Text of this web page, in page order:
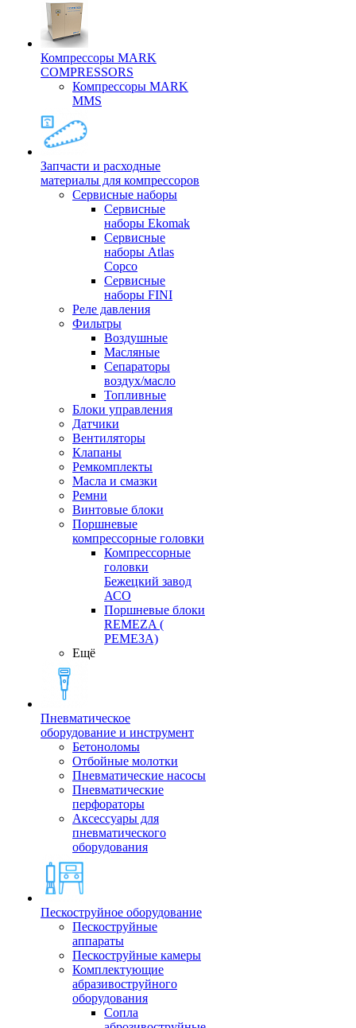
Компрессоры MARK
COMPRESSORS
Компрессоры MARK
MMS
Запчасти и расходные
материалы для компрессоров
Cервисные наборы
Сервисные
наборы Ekomak
Cервисные
наборы Atlas
Copco
Сервисные
наборы FINI
Реле давления
Фильтры
Воздушные
Масляные
Сепараторы
воздух/масло
Топливные
Блоки управления
Датчики
Вентиляторы
Клапаны
Ремкомплекты
Масла и смазки
Ремни
Винтовые блоки
Поршневые
компрессорные головки
Компрессорные
головки
Бежецкий завод
АСО
Поршневые блоки
REMEZA (
РЕМЕЗА)
Ещё
Пневматическое
оборудование и инструмент
Бетоноломы
Отбойные молотки
Пневматические насосы
Пневматические
перфораторы
Аксессуары для
пневматического
оборудования
Пескоструйное оборудование
Пескоструйные
аппараты
Пескоструйные камеры
Комплектующие
абразивоструйного
оборудования
Сопла